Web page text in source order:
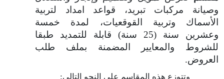
وصيانة مركبات تبريد، قواعد امداد لتربية
الأسماك وتربية القوقعيات، لمدة خمسة
وعشرين سنة (25 سنة) قابلة للتمديد طبقا
للشروط والمعايير المضمنة بملف طلب
العروض.
وتتوزع هذه المقاسم على النحو التالي: